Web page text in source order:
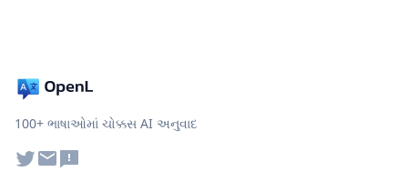
100+ ભાષાઓમાં ચોક્કસ AI અનુવાદ